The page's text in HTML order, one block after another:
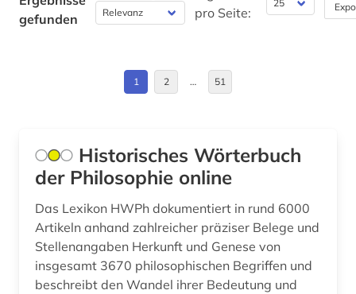
architekturgeschichte (1)
archivalien (1)
archäologie (19)
archäologische stätte (1)
argentinien (2)
arktis (2)
armenfürsorge (3)
Daenemark (120)
Estland (7)
Europa (25)
Finnland (26)
Frankreich (24)
gefunden
pro Seite:
1 2 … 51
Historisches Wörterbuch
der Philosophie online
Das Lexikon HWPh dokumentiert in rund 6000
Artikeln anhand zahlreicher präziser Belege und
Stellenangaben Herkunft und Genese von
insgesamt 3670 philosophischen Begriffen und
beschreibt den Wandel ihrer Bedeutung und